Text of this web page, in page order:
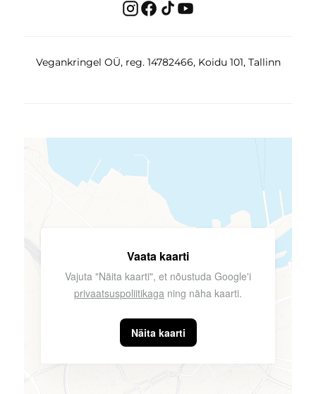
Vegankringel OÜ, reg. 14782466, Koidu 101, Tallinn
Vaata kaarti
Vajuta "Näita kaarti", et nõustuda Google'i
privaatsuspoliitikaga ning näha kaarti.
Näita kaarti